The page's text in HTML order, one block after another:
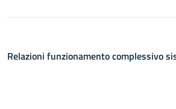
Relazioni funzionamento complessivo